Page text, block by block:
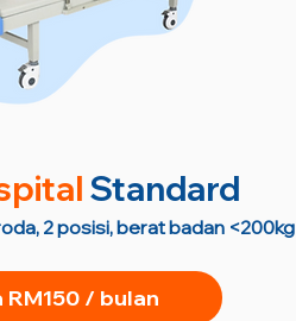
Standard
2 posisi, berat badan <200kg
RM150 / bulan